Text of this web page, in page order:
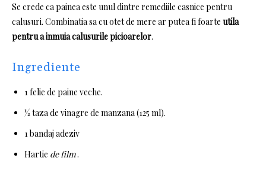
Se crede ca painea este unul dintre remediile casnice pentru
calusuri. Combinatia sa cu otet de mere ar putea fi foarte utila
pentru a inmuia calusurile picioarelor.
Ingrediente
1 felie de paine veche.
½ taza de vinagre de manzana (125 ml).
1 bandaj adeziv
Hartie de film.